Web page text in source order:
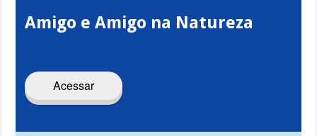
Amigo e Amigo na Natureza
Acessar